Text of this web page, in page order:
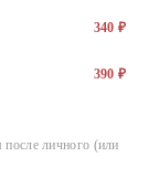
340 ₽
390 ₽
после личного (или